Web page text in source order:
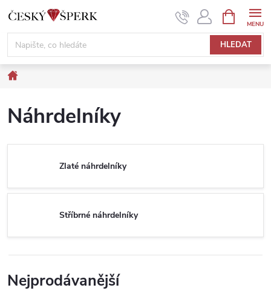
Přejít
obsah
HLEDAT
NÁKUPNÍ
KOŠÍK
Náhrdelníky
Zlaté náhrdelníky
Stříbrné náhrdelníky
Nejprodávanější